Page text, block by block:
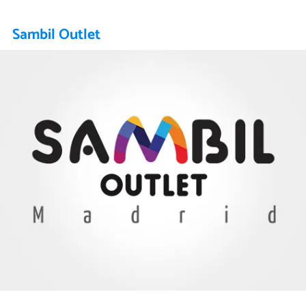
Sambil Outlet